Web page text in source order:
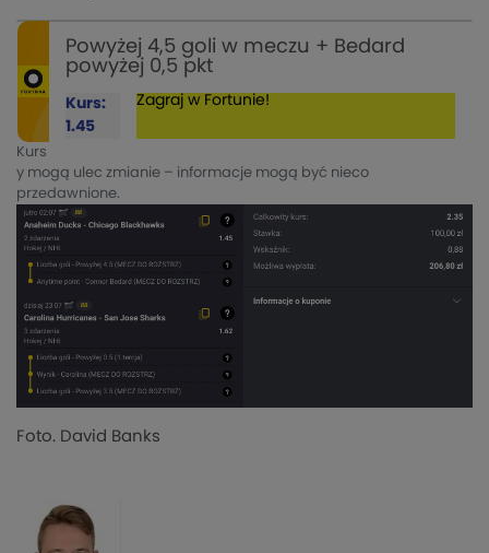
Powyżej 4,5 goli w meczu + Bedard
powyżej 0,5 pkt
Kurs:
1.45
Zagraj w Fortunie!
Kurs
y mogą ulec zmianie – informacje mogą być nieco
przedawnione.
Foto. David Banks